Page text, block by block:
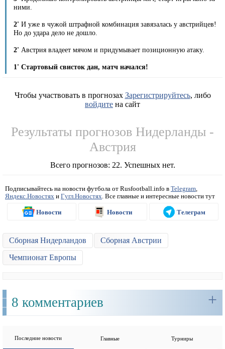
ними.
2' И уже в чужой штрафной комбинация завязалась у австрийцев!
Но до удара дело не дошло.
2' Австрия владеет мячом и придумывает позиционную атаку.
1' Стартовый свисток дан, матч начался!
Чтобы участвовать в прогнозах Зарегистрируйтесь, либо
войдите на сайт
Результаты прогнозов Нидерланды -
Австрия
Всего прогнозов: 22. Успешных нет.
Подписывайтесь на новости футбола от Rusfootball.info в Telegram
Яндекс.Новостях и Гугл.Новостях . Все главные и интересные новости тут
Новости Новости Телеграм
Сборная Нидерландов
Сборная Австрии
Чемпионат Европы
8 комментариев +
Последние новости Главные Турниры